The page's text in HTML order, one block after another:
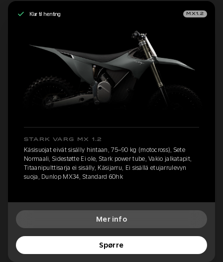
Klar til henting MX1.2
STARK VARG MX 1.2
Käsisuojat eivät sisälly hintaan, 75–90 kg (motocross), Sete
Normaali, Sidestøtte Ei ole, Stark power tube, Vakio jalkatapit,
Titaanipulttisarja ei sisälly, Käsijarru, Ei sisällä etujarrulevyn
suoja, Dunlop MX34, Standard 60hk
Mer info
Spørre